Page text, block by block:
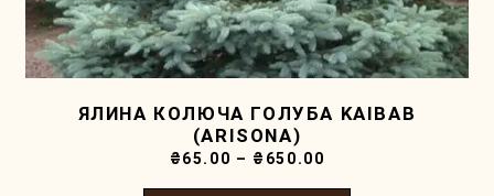
ЯЛИНА КОЛЮЧА ГОЛУБА KAIBAB
(ARISONA)
₴65.00 – ₴ 650.00